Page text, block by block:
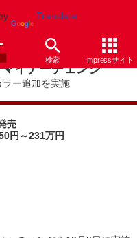
Translate
検索 Impressサイト
イナーチェンジ
ー追加を実施
売
円～231万円